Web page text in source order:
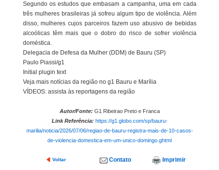
Segundo os estudos que embasam a campanha, uma em cada
três mulheres brasileiras já sofreu algum tipo de violência. Além
disso, mulheres cujos parceiros fazem uso abusivo de bebidas
alcoólicas têm mais que o dobro do risco de sofrer violência
doméstica.
Delegacia de Defesa da Mulher (DDM) de Bauru (SP)
Paulo Piassi/g1
Initial plugin text
Veja mais notícias da região no g1 Bauru e Marília
VÍDEOS: assista às reportagens da região
Autor/Fonte: G1 Ribeirao Preto e Franca
Link Referência: https://g1.globo.com/sp/bauru-
marilia/noticia/2026/07/06/regiao-de-bauru-registra-mais-de-10-casos-
de-violencia-domestica-em-um-unico-domingo.ghtml
Voltar Contato Imprimir